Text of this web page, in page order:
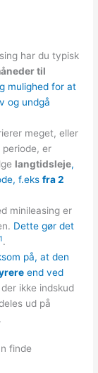
har du typisk
til
mulighed for at
og undgå
meget, eller
er
langtidsleje,
f.eksfra 2
minileasing er
Dette gør det
1.
på, at den
end ved
ikke indskud
ud på
finde